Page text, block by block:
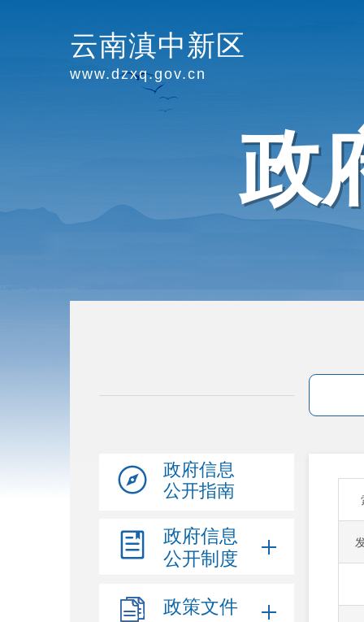
云南滇中新区
www.dzxq.gov.cn
政
政府信息
公开指南
政府信息
公开制度
政策文件